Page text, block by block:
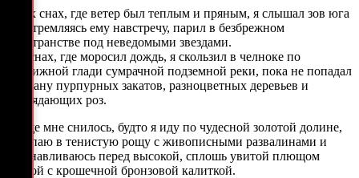
В тех снах, где ветер был теплым и пряным, я слышал зов юга
и, устремляясь ему навстречу, парил в безбрежном
пространстве под неведомыми звездами.
А в снах, где моросил дождь, я скользил в челноке по
недвижной глади сумрачной подземной реки, пока не попадал
в страну пурпурных закатов, разноцветных деревьев и
неувядающих роз.
И еще мне снилось, будто я иду по чудесной золотой долине,
вступаю в тенистую рощу с живописными развалинами и
останавливаюсь перед высокой, сплошь увитой плющом
стеной с крошечной бронзовой калиткой.